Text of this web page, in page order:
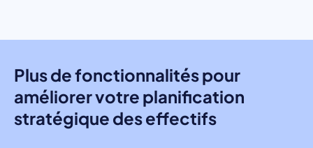
Plus de fonctionnalités pour
améliorer votre planification
stratégique des effectifs